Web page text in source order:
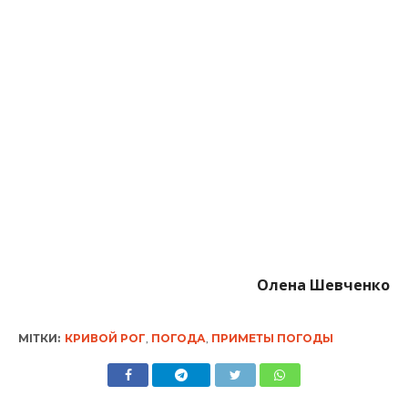
Олена Шевченко
МІТКИ: КРИВОЙ РОГ, ПОГОДА, ПРИМЕТЫ ПОГОДЫ